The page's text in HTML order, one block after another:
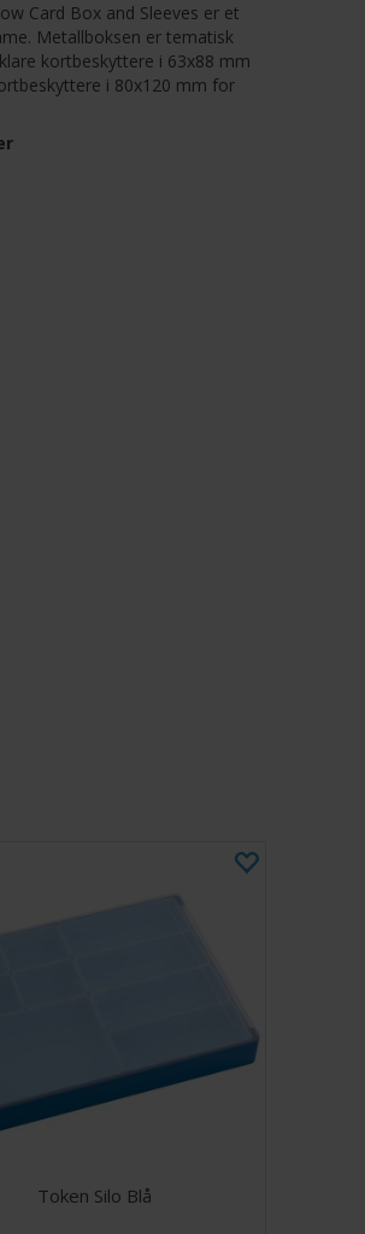
Card Box and Sleeves er et
Metallboksen er tematisk
kortbeskyttere i 63x88 mm
i 80x120 mm for
plastbrett designet for å
Token Silo Blå